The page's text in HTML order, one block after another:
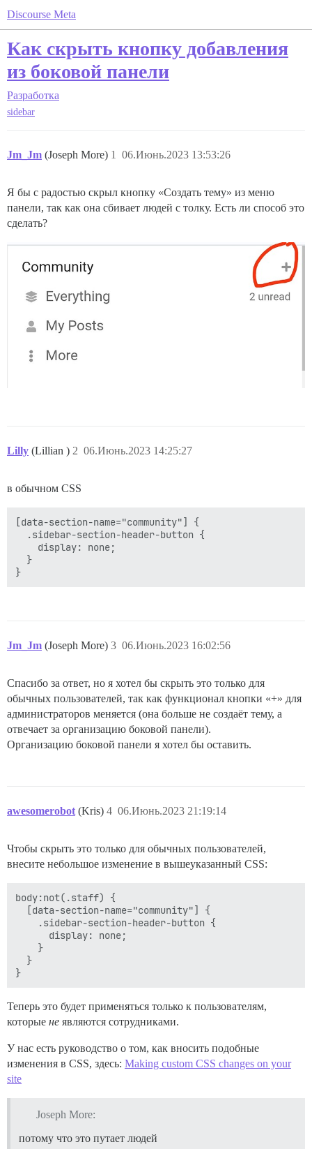
Discourse Meta
Как скрыть кнопку добавления
из боковой панели
Разработка
sidebar
Jm_Jm (Joseph More) 06.Июнь.2023 13:53:26
1
Я бы с радостью скрыл кнопку «Создать тему» из меню
панели, так как она сбивает людей с толку. Есть ли способ это
сделать?
Lilly (Lillian ) 06.Июнь.2023 14:25:27
2
в обычном CSS
[data-section-name="community"] {
  .sidebar-section-header-button {
    display: none;
  }
Jm_Jm (Joseph More) 06.Июнь.2023 16:02:56
3
Спасибо за ответ, но я хотел бы скрыть это только для
обычных пользователей, так как функционал кнопки «+» для
администраторов меняется (она больше не создаёт тему, а
отвечает за организацию боковой панели).
Организацию боковой панели я хотел бы оставить.
awesomerobot (Kris) 06.Июнь.2023 21:19:14
4
Чтобы скрыть это только для обычных пользователей,
внесите небольшое изменение в вышеуказанный CSS:
body:not(.staff) {
  [data-section-name="community"] {
    .sidebar-section-header-button {
      display: none;
    }
  }
Теперь это будет применяться только к пользователям,
которые не являются сотрудниками.
У нас есть руководство о том, как вносить подобные
изменения в CSS, здесь: Making custom CSS changes on your
site
Joseph More:
потому что это путает людей